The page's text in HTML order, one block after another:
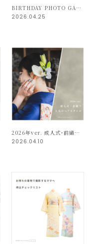
BIRTHDAY PHOTO GALLERY – 5
2026.04.25
2026年ver. 成人式・前撮り 人気のヘアスタイル
2026.04.10